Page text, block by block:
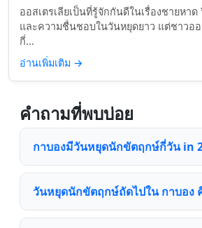
ออสเตรเลียเป็นที่รู้จักกันดีในเรื่องชายหา
และความชื่นชอบในวันหยุดยาว แต่ชาวออ
กี่...
อ่านเพิ่มเติม →
คำถามที่พบบ่อย
กาบองมีวันหยุดนักขัตฤกษ์กี่วัน in
วันหยุดนักขัตฤกษ์ถัดไปใน กาบอง